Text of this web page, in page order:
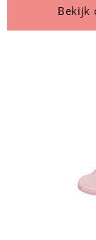
Bekijk